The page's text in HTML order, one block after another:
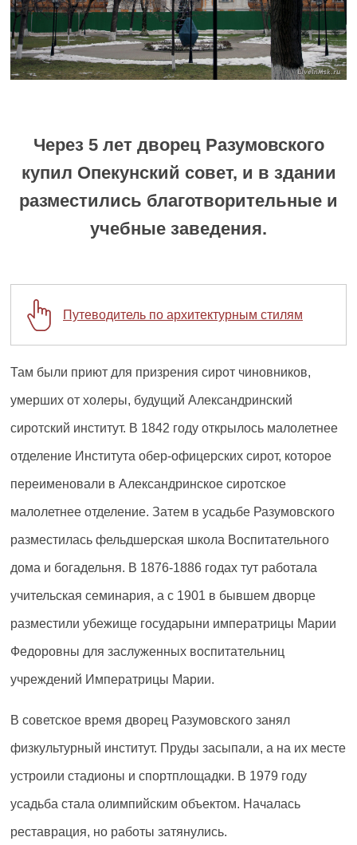
Через 5 лет дворец Разумовского
купил Опекунский совет, и в здании
разместились благотворительные и
учебные заведения.
Путеводитель по архитектурным стилям
Там были приют для призрения сирот чиновников,
умерших от холеры, будущий Александринский
сиротский институт. В 1842 году открылось малолетнее
отделение Института обер-офицерских сирот, которое
переименовали в Александринское сиротское
малолетнее отделение. Затем в усадьбе Разумовского
разместилась фельдшерская школа Воспитательного
дома и богадельня. В 1876-1886 годах тут работала
учительская семинария, а с 1901 в бывшем дворце
разместили убежище государыни императрицы Марии
Федоровны для заслуженных воспитательниц
учреждений Императрицы Марии.
В советское время дворец Разумовского занял
физкультурный институт. Пруды засыпали, а на их месте
устроили стадионы и спортплощадки. В 1979 году
усадьба стала олимпийским объектом. Началась
реставрация, но работы затянулись.